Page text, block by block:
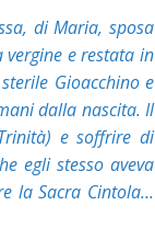
di Maria, sposa
e restata in
Gioacchino e
dalla nascita. Il
e soffrire di
egli stesso aveva
la Sacra Cintola…